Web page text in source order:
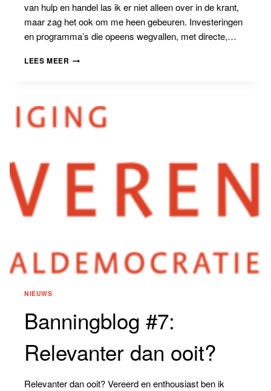
van hulp en handel las ik er niet alleen over in de krant,
maar zag het ook om me heen gebeuren. Investeringen
en programma’s die opeens wegvallen, met directe,…
LEES MEER BANNINGBLOG
SLAAN
WE
UIT?
NIEUWS
Banningblog #7:
Relevanter dan ooit?
Relevanter dan ooit? Vereerd en enthousiast ben ik